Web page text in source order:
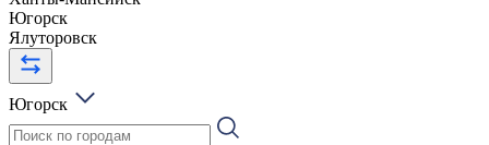
Югорск
Ялуторовск
Югорск